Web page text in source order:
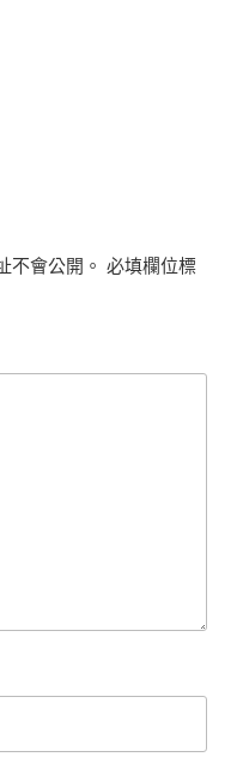
不會公開。 必填欄位標